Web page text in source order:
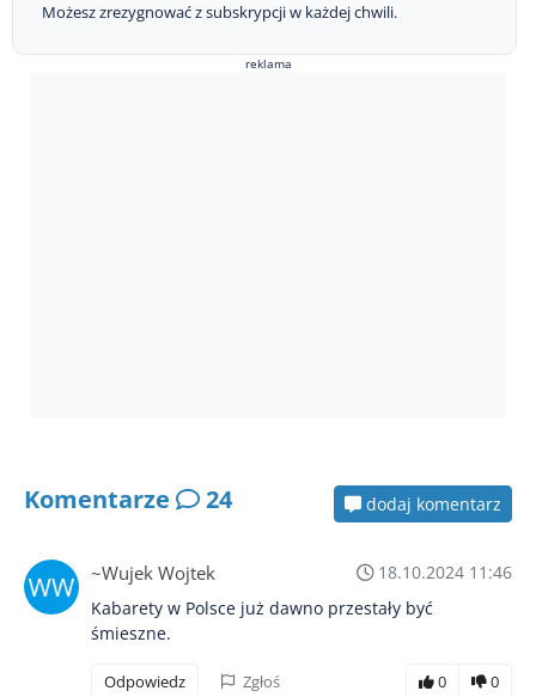
Możesz zrezygnować z subskrypcji w każdej chwili.
reklama
Komentarze 24 dodaj komentarz
~Wujek Wojtek
18.10.2024 11:46
Kabarety w Polsce już dawno przestały być
śmieszne.
Odpowiedz Zgłoś 0 0